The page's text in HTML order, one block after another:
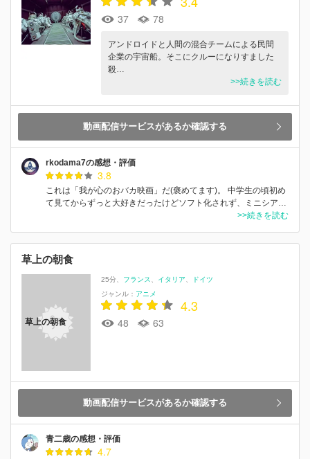
37 78
アンドロイドと人間の混合チームによる民間
企業の宇宙船。そこにクルーになりすました
殺…
>>続きを読む
動画配信サービスがあるか確認する
rkodama7の感想・評価
3.8
これは「我が心のおバカ映画」だ(褒めてます)。 中学生の頃初め
て見てからずっと大好きだったけどソフト化されず、ミニシア…
>>続きを読む
草上の朝食
草上の朝食
25分 フランス イタリア
ドイツ
ジャンル： アニメ
4.3
48 63
動画配信サービスがあるか確認する
青二歳の感想・評価
4.7